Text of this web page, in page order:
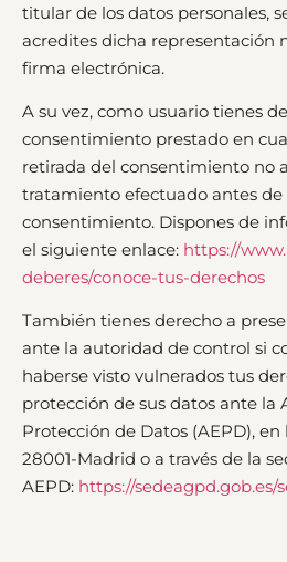
titular de los datos personales,
acredites dicha representación
firma electrónica.
A su vez, como usuario tienes
consentimiento prestado en
retirada del consentimiento no
tratamiento efectuado antes de
consentimiento. Dispones de
el siguiente enlace: https://
deberes/conoce-tus-derechos
También tienes derecho a
ante la autoridad de control si
haberse visto vulnerados tus
protección de sus datos ante la
Protección de Datos (AEPD), en
28001-Madrid o a través de la
AEPD: https://